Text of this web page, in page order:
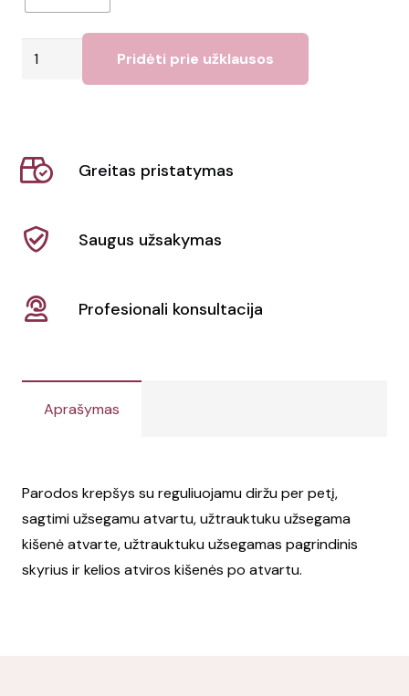
produkto
11L
"Anchorage"
Pridėti prie užklausos
Greitas pristatymas
Saugus užsakymas
Profesionali konsultacija
Aprašymas
Parodos krepšys su reguliuojamu diržu per petį,
sagtimi užsegamu atvartu, užtrauktuku užsegama
kišenė atvarte, užtrauktuku užsegamas pagrindinis
skyrius ir kelios atviros kišenės po atvartu.